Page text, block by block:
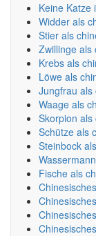
Keine Katze
Widder als
Stier als
Zwillinge als
Krebs als
Löwe als
Jungfrau als
Waage als
Skorpion als
Schütze als
Steinbock
Fische als